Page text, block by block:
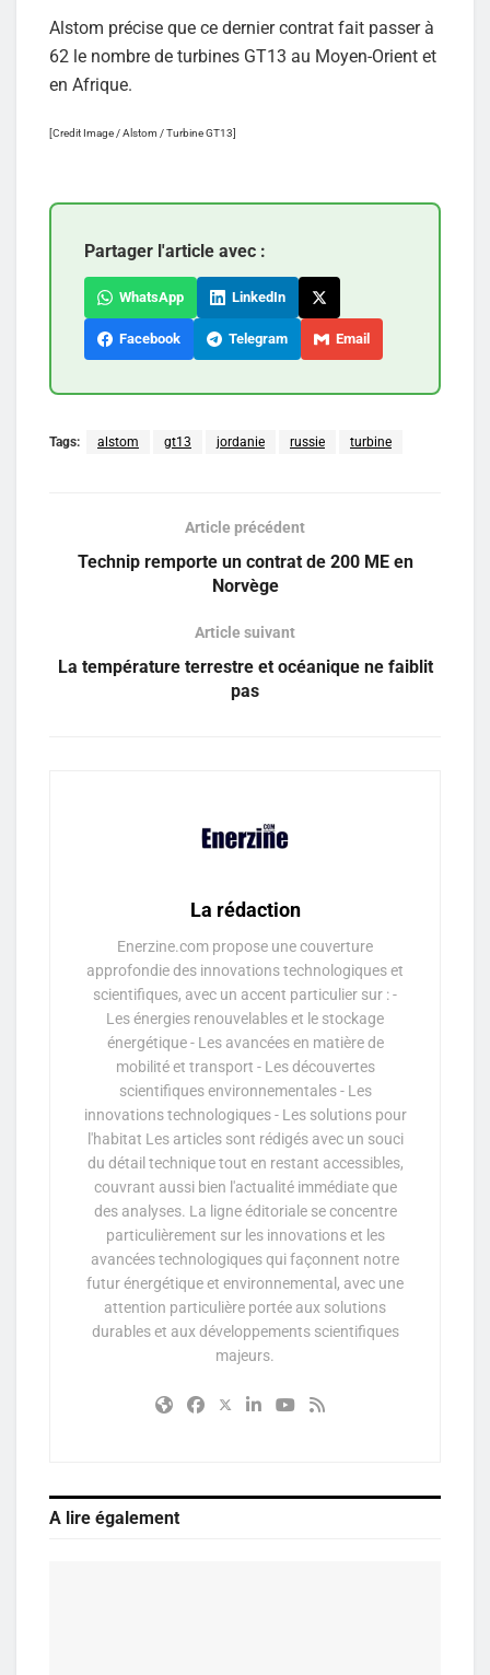
Alstom précise que ce dernier contrat fait passer à
62 le nombre de turbines GT13 au Moyen-Orient et
en Afrique.
[Credit Image / Alstom / Turbine GT13]
Partager l'article avec :
WhatsApp LinkedIn
Facebook Telegram Email
Tags: alstom gt13 jordanie russie turbine
Article précédent
Technip remporte un contrat de 200 ME en
Norvège
Article suivant
La température terrestre et océanique ne faiblit
pas
La rédaction
Enerzine.com propose une couverture
approfondie des innovations technologiques et
scientifiques, avec un accent particulier sur : -
Les énergies renouvelables et le stockage
énergétique - Les avancées en matière de
mobilité et transport - Les découvertes
scientifiques environnementales - Les
innovations technologiques - Les solutions pour
l'habitat Les articles sont rédigés avec un souci
du détail technique tout en restant accessibles,
couvrant aussi bien l'actualité immédiate que
des analyses. La ligne éditoriale se concentre
particulièrement sur les innovations et les
avancées technologiques qui façonnent notre
futur énergétique et environnemental, avec une
attention particulière portée aux solutions
durables et aux développements scientifiques
majeurs.
A lire également